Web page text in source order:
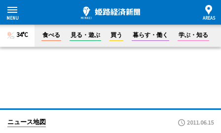
34°C 食べる 見る・遊ぶ 買う 暮らす・働く 学ぶ・知る
ニュース地図 2011.06.15